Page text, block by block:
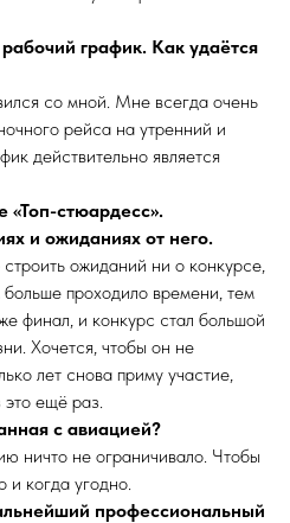
график. Как удаётся
со мной. Мне всегда очень
рейса на утренний и
действительно является
«Топ-стюардесс».
и ожиданиях от него.
ожиданий ни о конкурсе,
проходило времени, тем
финал, и конкурс стал большой
Хочется, чтобы он не
лет снова приму участие,
это ещё раз.
с авиацией?
ничто не ограничивало. Чтобы
и когда угодно.
профессиональный